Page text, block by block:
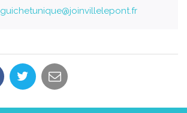
guichetunique@joinvillelepont.fr